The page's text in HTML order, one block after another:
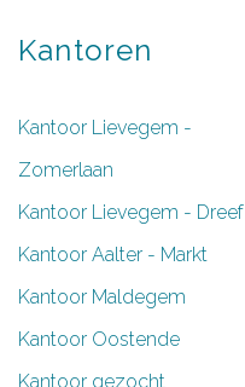
Kantoren
Kantoor Lievegem -
Zomerlaan
Kantoor Lievegem - Dreef
Kantoor Aalter - Markt
Kantoor Maldegem
Kantoor Oostende
Kantoor gezocht